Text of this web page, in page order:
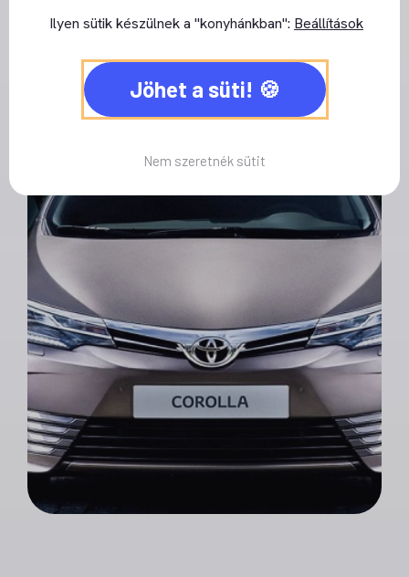
Specifikus javítások
Ilyen sütik készülnek a "konyhánkban": Beállítások
Jöhet a süti!
Nem szeretnék sütit